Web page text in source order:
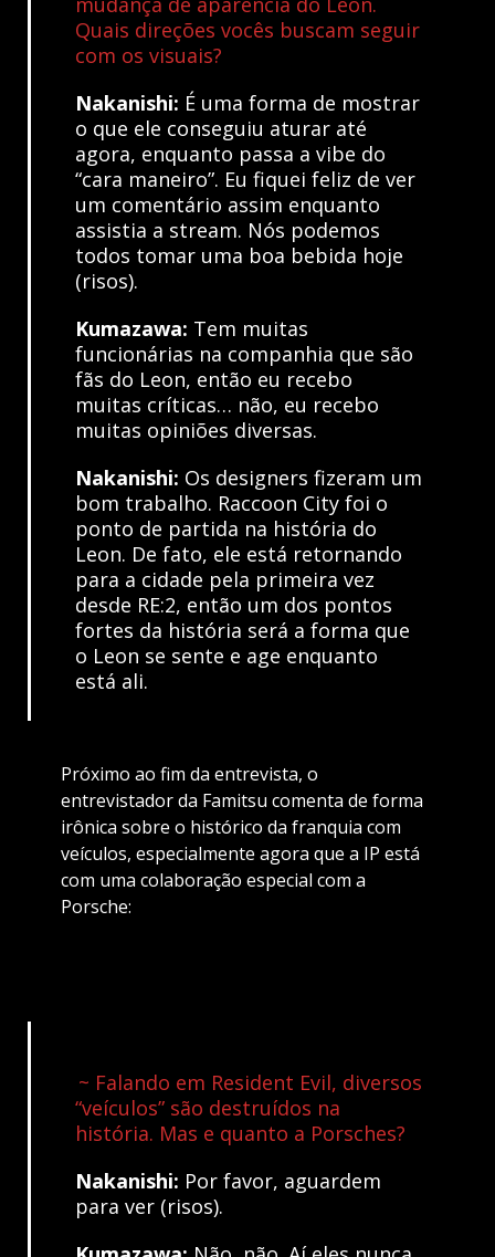
Quais direções vocês buscam seguir
com os visuais?
Nakanishi: É uma forma de mostrar
o que ele conseguiu aturar até
agora, enquanto passa a vibe do
“cara maneiro”. Eu fiquei feliz de ver
um comentário assim enquanto
assistia a stream. Nós podemos
todos tomar uma boa bebida hoje
(risos).
Kumazawa: Tem muitas
funcionárias na companhia que são
fãs do Leon, então eu recebo
muitas críticas… não, eu recebo
muitas opiniões diversas.
Nakanishi: Os designers fizeram um
bom trabalho. Raccoon City foi o
ponto de partida na história do
Leon. De fato, ele está retornando
para a cidade pela primeira vez
desde RE:2, então um dos pontos
fortes da história será a forma que
o Leon se sente e age enquanto
está ali.
Próximo ao fim da entrevista, o
entrevistador da Famitsu comenta de forma
irônica sobre o histórico da franquia com
veículos, especialmente agora que a IP está
com uma colaboração especial com a
Porsche:
~ Falando em Resident Evil, diversos
“veículos” são destruídos na
história. Mas e quanto a Porsches?
Nakanishi: Por favor, aguardem
para ver (risos).